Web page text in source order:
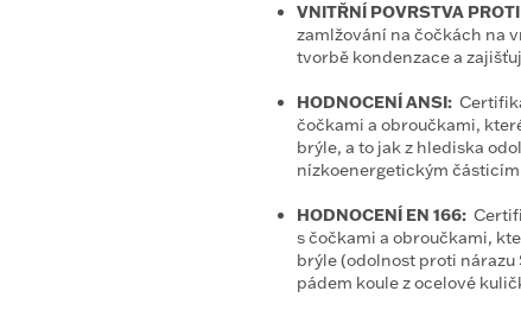
VNITŘNÍ POVRSTVA
zamlžování na čočkách na
tvorbě kondenzace a
HODNOCENÍ ANSI:
čočkami a obroučkami,
brýle, a to jak z hlediska
nízkoenergetickým
HODNOCENÍ EN 166:
s čočkami a obroučkami,
brýle (odolnost proti nárazu
pádem koule z ocelové